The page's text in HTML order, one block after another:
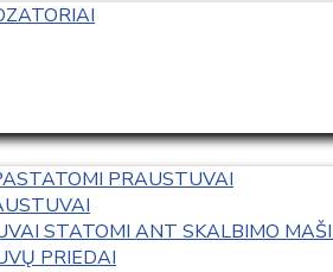
PRAUSTUVAI
STATOMI ANT SKALBIMO
PRIEDAI